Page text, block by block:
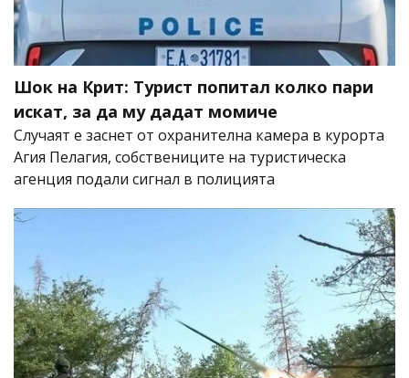
Шок на Крит: Турист попитал колко пари
искат, за да му дадат момиче
Случаят е заснет от охранителна камера в курорта
Агия Пелагия, собствениците на туристическа
агенция подали сигнал в полицията